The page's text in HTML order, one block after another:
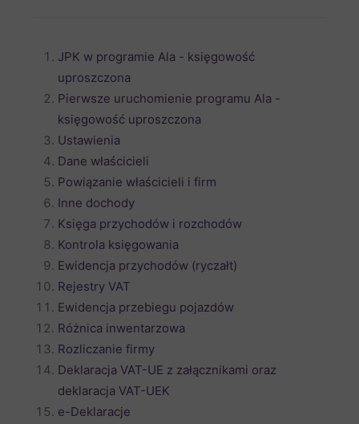
JPK w programie Ala - księgowość
uproszczona
Pierwsze uruchomienie programu Ala -
księgowość uproszczona
Ustawienia
Dane właścicieli
Powiązanie właścicieli i firm
Inne dochody
Księga przychodów i rozchodów
Kontrola księgowania
Ewidencja przychodów (ryczałt)
Rejestry VAT
Ewidencja przebiegu pojazdów
Różnica inwentarzowa
Rozliczanie firmy
Deklaracja VAT-UE z załącznikami oraz
deklaracja VAT-UEK
e-Deklaracje